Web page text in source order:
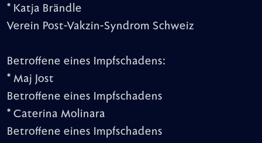
* Katja Brändle
Verein Post-Vakzin-Syndrom Schweiz
Betroffene eines Impfschadens:
* Maj Jost
Betroffene eines Impfschadens
* Caterina Molinara
Betroffene eines Impfschadens